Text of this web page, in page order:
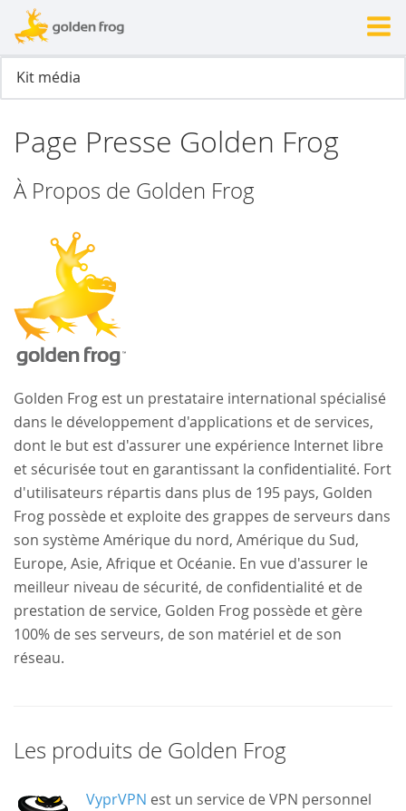
Page Presse Golden Frog
À Propos de Golden Frog
Golden Frog est un prestataire international spécialisé
dans le développement d'applications et de services,
dont le but est d'assurer une expérience Internet libre
et sécurisée tout en garantissant la confidentialité. Fort
d'utilisateurs répartis dans plus de 195 pays, Golden
Frog possède et exploite des grappes de serveurs dans
son système Amérique du nord, Amérique du Sud,
Europe, Asie, Afrique et Océanie. En vue d'assurer le
meilleur niveau de sécurité, de confidentialité et de
prestation de service, Golden Frog possède et gère
100% de ses serveurs, de son matériel et de son
réseau.
Les produits de Golden Frog
VyprVPN est un service de VPN personnel